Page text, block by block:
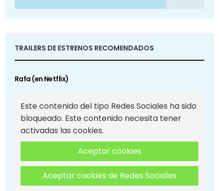
TRAILERS DE ESTRENOS RECOMENDADOS
Rafa (en Netflix)
Este contenido del tipo Redes Sociales ha sido
bloqueado. Este contenido necesita tener
activadas las cookies.
Aceptar cookies
Aceptar cookies de Redes Sociales